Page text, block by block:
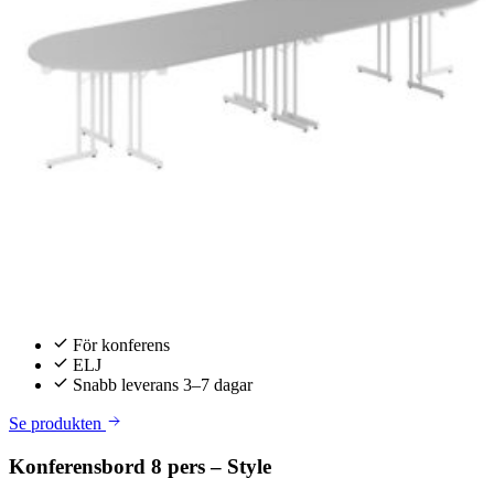
För konferens
ELJ
Snabb leverans 3–7 dagar
Se produkten
Konferensbord 8 pers – Style